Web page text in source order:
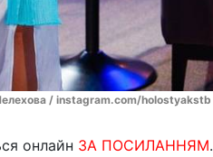
/ instagram.com/holostyakstb
онлайн ЗА ПОСИЛАННЯМ.